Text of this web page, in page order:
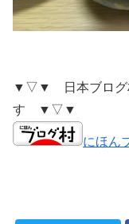
▼▽▼ 日本ブログ
す ▼▽▼
にほん